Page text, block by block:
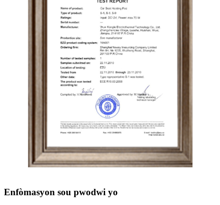
Enfòmasyon sou pwodwi yo